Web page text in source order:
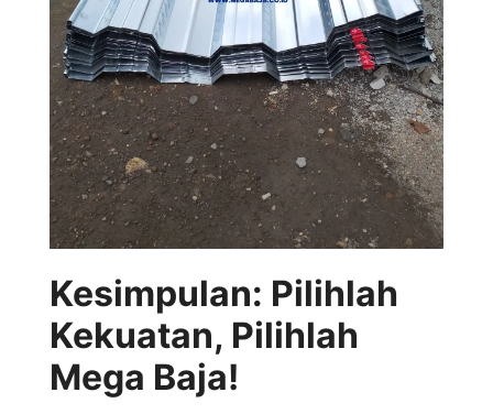
Kesimpulan: Pilihlah
Kekuatan, Pilihlah
Mega Baja!